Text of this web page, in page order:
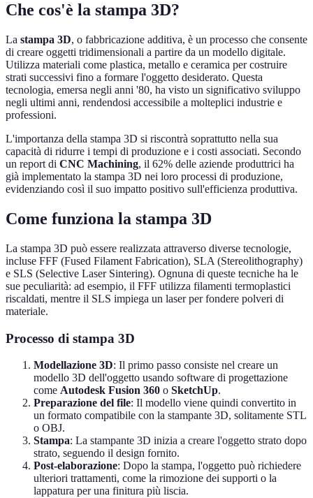
Che cos'è la stampa 3D?
La stampa 3D, o fabbricazione additiva, è un processo che consente
di creare oggetti tridimensionali a partire da un modello digitale.
Utilizza materiali come plastica, metallo e ceramica per costruire
strati successivi fino a formare l'oggetto desiderato. Questa
tecnologia, emersa negli anni '80, ha visto un significativo sviluppo
negli ultimi anni, rendendosi accessibile a molteplici industrie e
professioni.
L'importanza della stampa 3D si riscontrà soprattutto nella sua
capacità di ridurre i tempi di produzione e i costi associati. Secondo
un report di CNC Machining, il 62% delle aziende produttrici ha
già implementato la stampa 3D nei loro processi di produzione,
evidenziando così il suo impatto positivo sull'efficienza produttiva.
Come funziona la stampa 3D
La stampa 3D può essere realizzata attraverso diverse tecnologie,
incluse FFF (Fused Filament Fabrication), SLA (Stereolithography)
e SLS (Selective Laser Sintering). Ognuna di queste tecniche ha le
sue peculiarità: ad esempio, il FFF utilizza filamenti termoplastici
riscaldati, mentre il SLS impiega un laser per fondere polveri di
materiale.
Processo di stampa 3D
Modellazione 3D: Il primo passo consiste nel creare un
modello 3D dell'oggetto usando software di progettazione
come Autodesk Fusion 360 o SketchUp.
Preparazione del file: Il modello viene quindi convertito in
un formato compatibile con la stampante 3D, solitamente STL
o OBJ.
Stampa: La stampante 3D inizia a creare l'oggetto strato dopo
strato, seguendo il design fornito.
Post-elaborazione: Dopo la stampa, l'oggetto può richiedere
ulteriori trattamenti, come la rimozione dei supporti o la
lappatura per una finitura più liscia.